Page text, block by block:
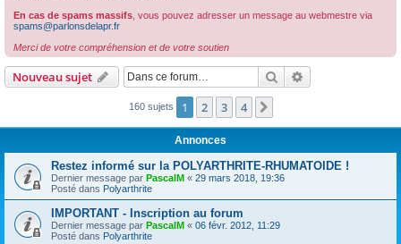
En cas de spams massifs , vous pouvez adresser un message au webmestre via
spams@parlonsdelapr.fr
Merci de votre compréhension et de votre soutien
Nouveau sujet Rechercher
160 sujets 1 2 3 4
Annonces
Restez informé sur la POLYARTHRITE-RHUMATOIDE !
Dernier message par PascalM « 29 mars 2018, 19:36
Posté dans Polyarthrite
IMPORTANT - Inscription au forum
Dernier message par PascalM « 06 févr. 2012, 11:29
Posté dans Polyarthrite